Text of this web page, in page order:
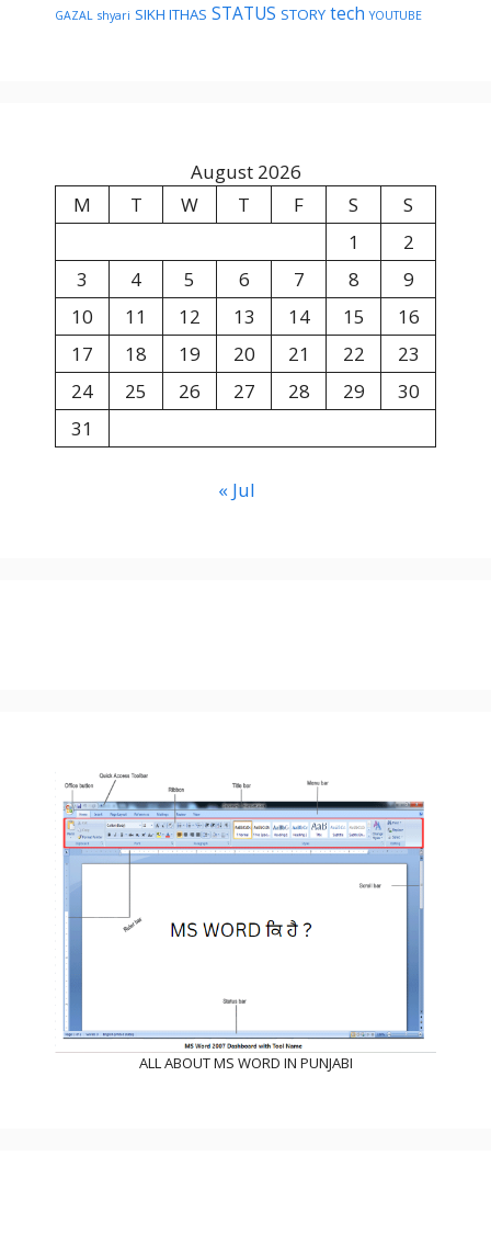
GAZAL shyari SIKH ITHAS STATUS STORY tech YOUTUBE
August 2026
M
T W T F S
S
1
2
3
4 5 6 7 8
9
10
11 12 13 14 15
16
17
18 19 20 21 22
23
24
25 26 27 28 29
30
31
« Jul
ALL ABOUT MS WORD IN PUNJABI